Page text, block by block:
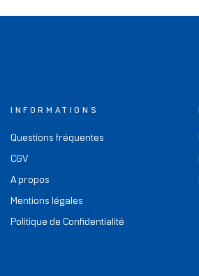
INFORMATIONS
Questions fréquentes
CGV
A propos
Mentions légales
Politique de Confidentialité